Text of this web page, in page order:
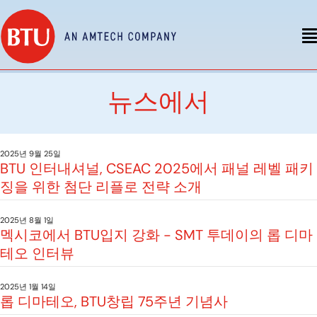
뉴스에서
2025년 9월 25일
BTU 인터내셔널, CSEAC 2025에서 패널 레벨 패키
징을 위한 첨단 리플로 전략 소개
2025년 8월 1일
멕시코에서 BTU입지 강화 - SMT 투데이의 롭 디마
테오 인터뷰
2025년 1월 14일
롭 디마테오, BTU창립 75주년 기념사